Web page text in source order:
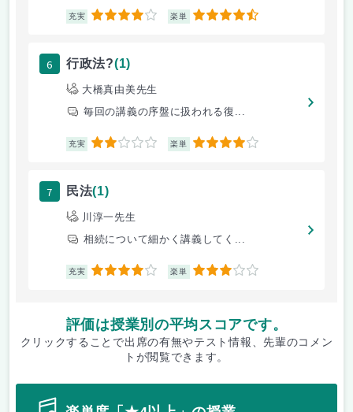
充実 4 楽単 4.5
6 行政法?(1)
大橋真由美先生
毎回の講義の序盤に扱われる復...
充実 2 楽単 4
7 民法(1)
川淳一先生
相続について細かく講義してく...
充実 4 楽単 3
評価は授業別の平均スコアです。
クリックすることで出席の有無やテスト情報、先輩のコメン
トが閲覧できます。